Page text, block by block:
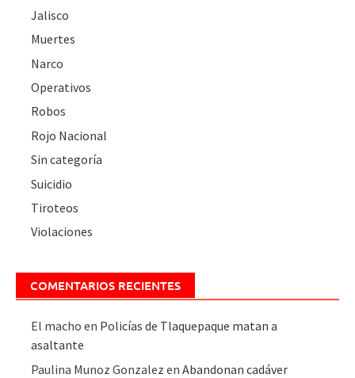
Jalisco
Muertes
Narco
Operativos
Robos
Rojo Nacional
Sin categoría
Suicidio
Tiroteos
Violaciones
COMENTARIOS RECIENTES
El macho en Policías de Tlaquepaque matan a
asaltante
Paulina Munoz Gonzalez enAbandonan cadáver